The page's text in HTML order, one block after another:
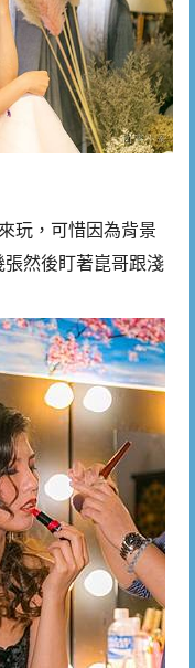
玩，可惜因為背景
然後盯著崑哥跟淺